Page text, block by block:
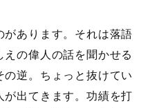
があります。それは落語
の偉人の話を聞かせる
の逆。ちょっと抜けてい
が出てきます。功績を打